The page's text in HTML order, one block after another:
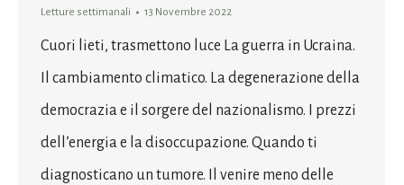
Letture settimanali 13 Novembre 2022
Cuori lieti, trasmettono luce La guerra in Ucraina.
Il cambiamento climatico. La degenerazione della
democrazia e il sorgere del nazionalismo. I prezzi
dell’energia e la disoccupazione. Quando ti
diagnosticano un tumore. Il venire meno delle